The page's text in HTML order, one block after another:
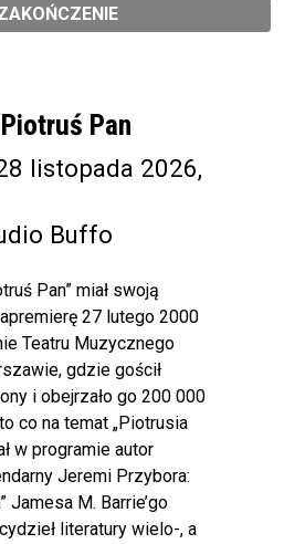
Pan
listopada 2026,
Buffo
Pan” miał swoją
27 lutego 2000
Teatru Muzycznego
gdzie gościł
i obejrzało go 200 000
co na temat „Piotrusia
w programie autor
Jeremi Przybora:
Jamesa M. Barrie’go
literatury wielo-, a